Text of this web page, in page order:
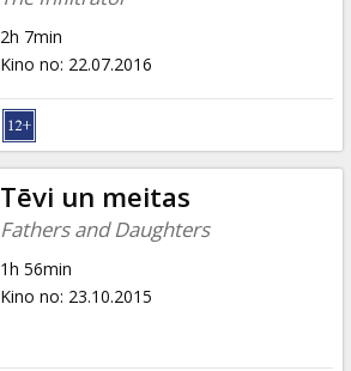
2h 7min
Kino no: 22.07.2016
Tēvi un meitas
Fathers and Daughters
1h 56min
Kino no: 23.10.2015